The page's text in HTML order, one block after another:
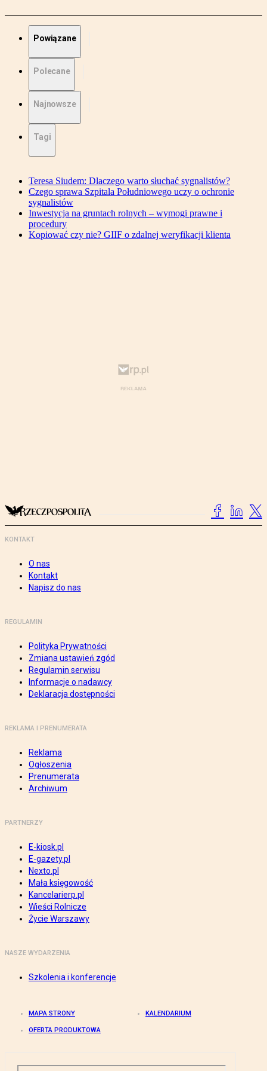
Powiązane
Polecane
Najnowsze
Tagi
Teresa Siudem: Dlaczego warto słuchać sygnalistów?
Czego sprawa Szpitala Południowego uczy o ochronie
sygnalistów
Inwestycja na gruntach rolnych – wymogi prawne i
procedury
Kopiować czy nie? GIIF o zdalnej weryfikacji klienta
KONTAKT
O nas
Kontakt
Napisz do nas
REGULAMIN
Polityka Prywatności
Zmiana ustawień zgód
Regulamin serwisu
Informacje o nadawcy
Deklaracja dostępności
REKLAMA I PRENUMERATA
Reklama
Ogłoszenia
Prenumerata
Archiwum
PARTNERZY
E-kiosk.pl
E-gazety.pl
Nexto.pl
Mała księgowość
Kancelarierp.pl
Wieści Rolnicze
Życie Warszawy
NASZE WYDARZENIA
Szkolenia i konferencje
MAPA STRONY KALENDARIUM
OFERTA PRODUKTOWA